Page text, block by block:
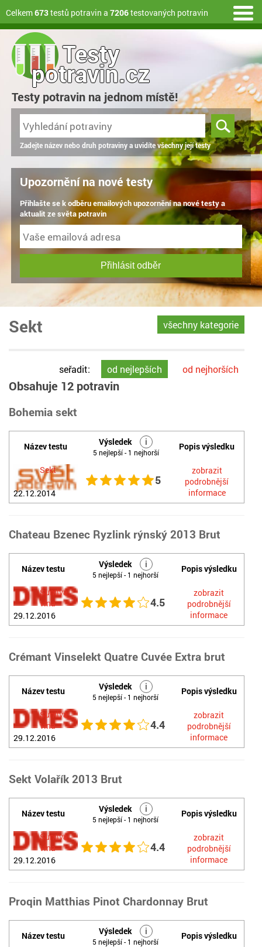
Celkem673testů potravin a 7206testovaných potravin
Testy
potravin.cz
Testy potravin na jednom místě!
Zadejte název nebo druh potraviny a uvidíte všechny její testy
Upozornění na nové testy
Přihlašte se k odběru emailových upozornění na nové testy a
aktualit ze světa potravin
Přihlásit odběr
všechny kategorie
Sekt
seřadit: od nejlepších od nejhorších
Obsahuje 12 potravin
Bohemia sekt
Název testu Výsledek i
5 nejlepší - 1 nejhorší
Popis výsledku
Sekt
22.12.2014
5
zobrazit
podrobnější
informace
Chateau Bzenec Ryzlink rýnský 2013 Brut
Název testu Výsledek i
5 nejlepší - 1 nejhorší
Popis výsledku
Šumivá
vína
29.12.2016
4.5
zobrazit
podrobnější
informace
Crémant Vinselekt Quatre Cuvée Extra brut
Název testu Výsledek i
5 nejlepší - 1 nejhorší
Popis výsledku
Šumivá
vína
29.12.2016
4.4
zobrazit
podrobnější
informace
Sekt Volařík 2013 Brut
Název testu Výsledek i
5 nejlepší - 1 nejhorší
Popis výsledku
Šumivá
vína
29.12.2016
4.4
zobrazit
podrobnější
informace
Proqin Matthias Pinot Chardonnay Brut
Název testu Výsledek i
5 nejlepší - 1 nejhorší
Popis výsledku